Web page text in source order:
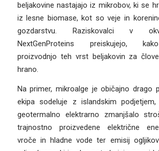
beljakovine nastajajo iz mikrobov, ki se
iz lesne biomase, kot so veje in
gozdarstvu. Raziskovalci v
NextGenProteins preiskujejo,
proizvodnjo teh vrst beljakovin za
hrano.
Na primer, mikroalge je običajno drago
ekipa sodeluje z islandskim
geotermalno elektrarno zmanjšalo
trajnostno proizvedene električne
vroče in hladne vode ter emisij